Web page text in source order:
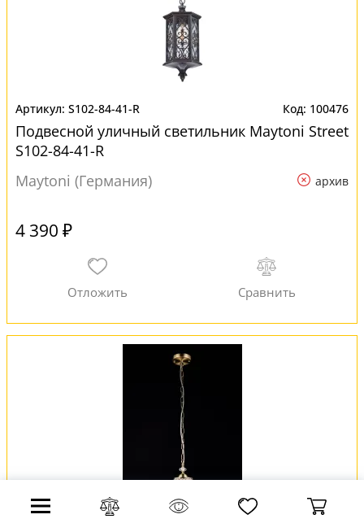
S102-84-41-R 100476
Подвесной уличный светильник Maytoni Street
S102-84-41-R
Maytoni (Германия)
архив
4 390 ₽